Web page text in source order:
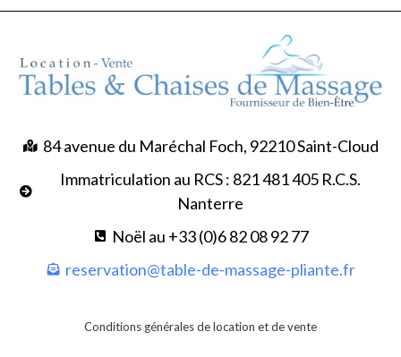
84 avenue du Maréchal Foch, 92210 Saint-Cloud
Immatriculation au RCS : 821 481 405 R.C.S.
Nanterre
Noël au +33 (0)6 82 08 92 77
reservation@table-de-massage-pliante.fr
Conditions générales de location et de vente